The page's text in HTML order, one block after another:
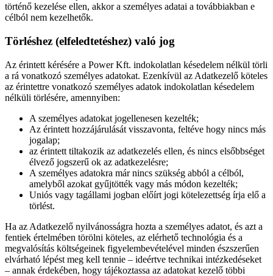
történő kezelése ellen, akkor a személyes adatai a továbbiakban e
célból nem kezelhetők.
Törléshez (elfeledtetéshez) való jog
Az érintett kérésére a Power Kft. indokolatlan késedelem nélkül törli
a rá vonatkozó személyes adatokat. Ezenkívül az Adatkezelő köteles
az érintettre vonatkozó személyes adatok indokolatlan késedelem
nélküli törlésére, amennyiben:
A személyes adatokat jogellenesen kezelték;
Az érintett hozzájárulását visszavonta, feltéve hogy nincs más
jogalap;
az érintett tiltakozik az adatkezelés ellen, és nincs elsőbbséget
élvező jogszerű ok az adatkezelésre;
A személyes adatokra már nincs szükség abból a célból,
amelyből azokat gyűjtötték vagy más módon kezelték;
Uniós vagy tagállami jogban előírt jogi kötelezettség írja elő a
törlést.
Ha az Adatkezelő nyilvánosságra hozta a személyes adatot, és azt a
fentiek értelmében törölni köteles, az elérhető technológia és a
megvalósítás költségeinek figyelembevételével minden észszerűen
elvárható lépést meg kell tennie – ideértve technikai intézkedéseket
– annak érdekében, hogy tájékoztassa az adatokat kezelő többi